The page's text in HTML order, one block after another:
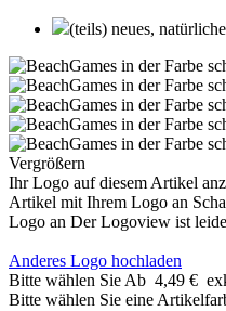
(teils) neues,
Vergrößern
Ihr Logo auf diesem Artikel
Artikel mit Ihrem Logo an
Logo an Der Logoview ist
Anderes Logo hochladen
Bitte wählen Sie Ab 4,49 €
Bitte wählen Sie eine